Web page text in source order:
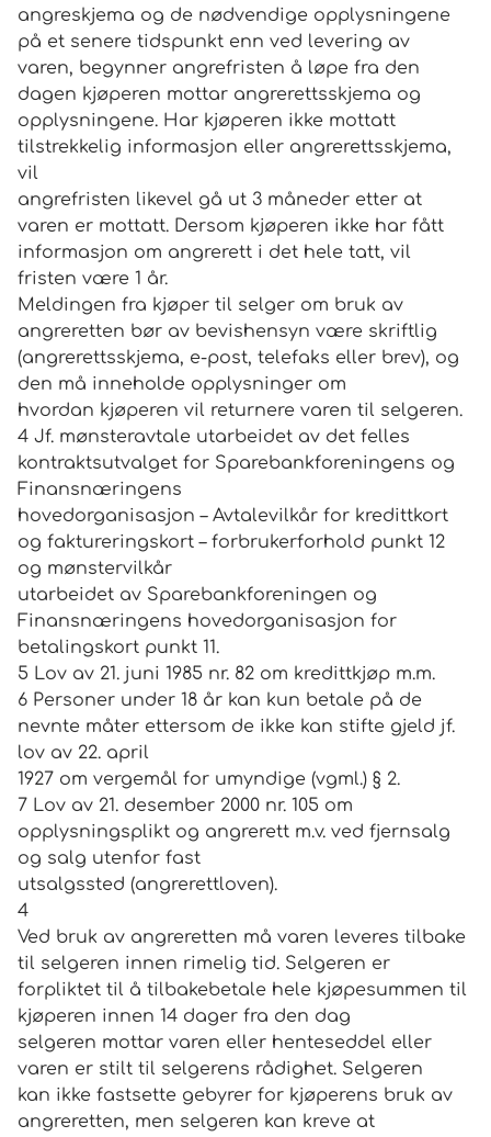
angreskjema og de nødvendige opplysningene
på et senere tidspunkt enn ved levering av
varen, begynner angrefristen å løpe fra den
dagen kjøperen mottar angrerettsskjema og
opplysningene. Har kjøperen ikke mottatt
tilstrekkelig informasjon eller angrerettsskjema,
vil
angrefristen likevel gå ut 3 måneder etter at
varen er mottatt. Dersom kjøperen ikke har fått
informasjon om angrerett i det hele tatt, vil
fristen være 1 år.
Meldingen fra kjøper til selger om bruk av
angreretten bør av bevishensyn være skriftlig
(angrerettsskjema, e-post, telefaks eller brev), og
den må inneholde opplysninger om
hvordan kjøperen vil returnere varen til selgeren.
4 Jf. mønsteravtale utarbeidet av det felles
kontraktsutvalget for Sparebankforeningens og
Finansnæringens
hovedorganisasjon – Avtalevilkår for kredittkort
og faktureringskort – forbrukerforhold punkt 12
og mønstervilkår
utarbeidet av Sparebankforeningen og
Finansnæringens hovedorganisasjon for
betalingskort punkt 11.
5 Lov av 21. juni 1985 nr. 82 om kredittkjøp m.m.
6 Personer under 18 år kan kun betale på de
nevnte måter ettersom de ikke kan stifte gjeld jf.
lov av 22. april
1927 om vergemål for umyndige (vgml.) § 2.
7 Lov av 21. desember 2000 nr. 105 om
opplysningsplikt og angrerett m.v. ved fjernsalg
og salg utenfor fast
utsalgssted (angrerettloven).
4
Ved bruk av angreretten må varen leveres tilbake
til selgeren innen rimelig tid. Selgeren er
forpliktet til å tilbakebetale hele kjøpesummen til
kjøperen innen 14 dager fra den dag
selgeren mottar varen eller henteseddel eller
varen er stilt til selgerens rådighet. Selgeren
kan ikke fastsette gebyrer for kjøperens bruk av
angreretten, men selgeren kan kreve at